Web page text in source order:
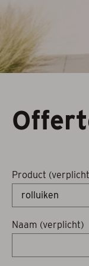
Product
Naam (verplicht)